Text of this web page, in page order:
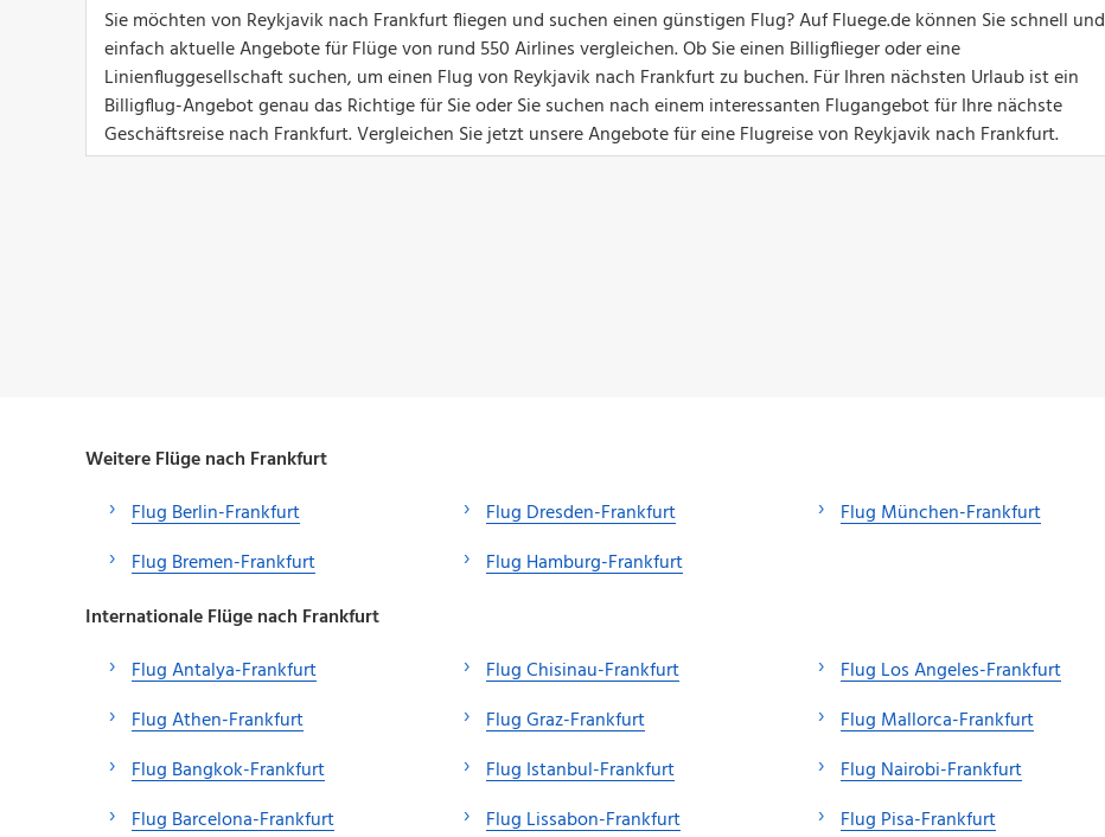
Sie möchten von Reykjavik nach Frankfurt fliegen und suchen einen günstigen Flug? Auf Fluege.de können Sie schnell und
einfach aktuelle Angebote für Flüge von rund 550 Airlines vergleichen. Ob Sie einen Billigflieger oder eine
Linienfluggesellschaft suchen, um einen Flug von Reykjavik nach Frankfurt zu buchen. Für Ihren nächsten Urlaub ist ein
Billigflug-Angebot genau das Richtige für Sie oder Sie suchen nach einem interessanten Flugangebot für Ihre nächste
Geschäftsreise nach Frankfurt. Vergleichen Sie jetzt unsere Angebote für eine Flugreise von Reykjavik nach Frankfurt.
Weitere Flüge nach Frankfurt
Flug Berlin-Frankfurt
Flug Bremen-Frankfurt
Flug Dresden-Frankfurt
Flug Hamburg-Frankfurt
Flug München-Frankfurt
Internationale Flüge nach Frankfurt
Flug Antalya-Frankfurt
Flug Athen-Frankfurt
Flug Bangkok-Frankfurt
Flug Barcelona-Frankfurt
Flug Chisinau-Frankfurt
Flug Graz-Frankfurt
Flug Istanbul-Frankfurt
Flug Lissabon-Frankfurt
Flug Los Angeles-Frankfurt
Flug Mallorca-Frankfurt
Flug Nairobi-Frankfurt
Flug Pisa-Frankfurt